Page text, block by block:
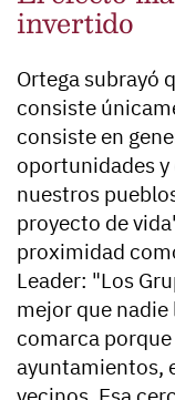
invertido
Ortega subrayó
consiste
consiste en
oportunidades y
nuestros
proyecto de
proximidad
Leader: "Los
mejor que nadie
comarca
ayuntamientos,